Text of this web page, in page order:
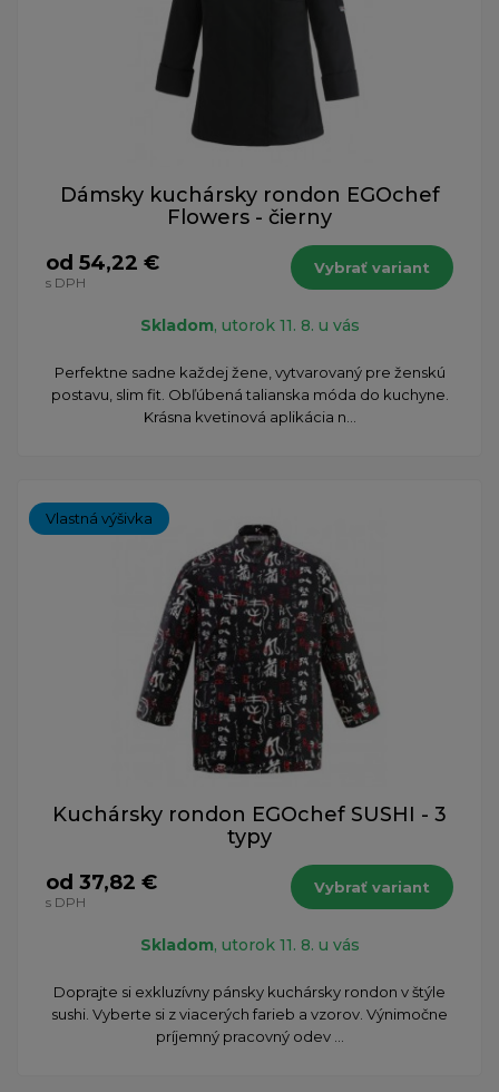
Dámsky kuchársky rondon EGOchef
Flowers - čierny
od 54,22 €
s DPH
Vybrať variant
Skladom, utorok 11. 8. u vás
Perfektne sadne každej žene, vytvarovaný pre ženskú
postavu, slim fit. Obľúbená talianska móda do kuchyne.
Krásna kvetinová aplikácia n...
Vlastná výšivka
Kuchársky rondon EGOchef SUSHI - 3
typy
od 37,82 €
s DPH
Vybrať variant
Skladom, utorok 11. 8. u vás
Doprajte si exkluzívny pánsky kuchársky rondon v štýle
sushi. Vyberte si z viacerých farieb a vzorov. Výnimočne
príjemný pracovný odev ...